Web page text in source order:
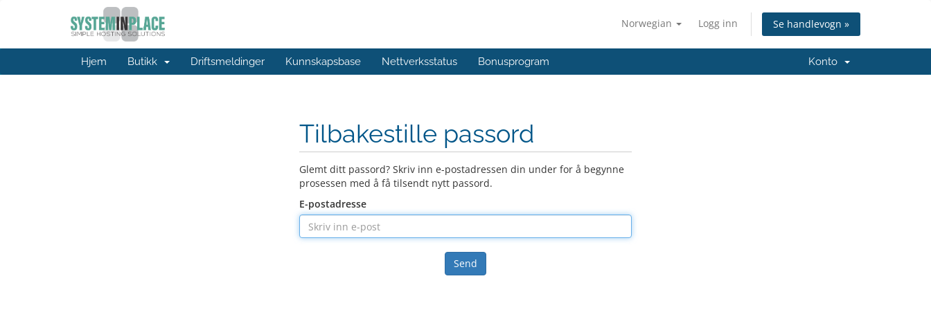
Norwegian Logg inn Se handlevogn »
Hjem Butikk Driftsmeldinger Kunnskapsbase Nettverksstatus Bonusprogram Konto
Tilbakestille passord
Glemt ditt passord? Skriv inn e-postadressen din under for å begynne
prosessen med å få tilsendt nytt passord.
E-postadresse
Send